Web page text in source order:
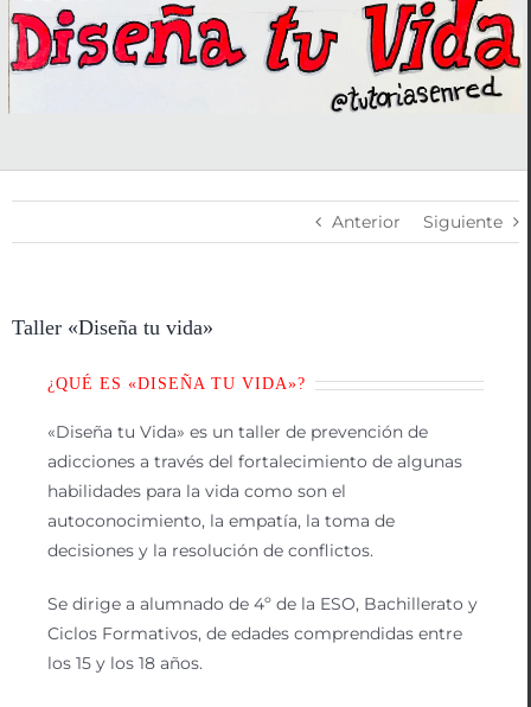
Anterior Siguiente
Taller «Diseña tu vida»
¿QUÉ ES «DISEÑA TU VIDA»?
«Diseña tu Vida» es un taller de prevención de
adicciones a través del fortalecimiento de algunas
habilidades para la vida como son el
autoconocimiento, la empatía, la toma de
decisiones y la resolución de conflictos.
Se dirige a alumnado de 4º de la ESO, Bachillerato y
Ciclos Formativos, de edades comprendidas entre
los 15 y los 18 años.